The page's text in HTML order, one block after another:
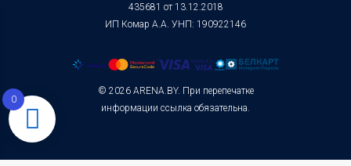
435681 от 13.12.2018
ИП Комар А.А. УНП: 190922146
© 2026 ARENA.BY. При перепечатке
информации ссылка обязательна.
0